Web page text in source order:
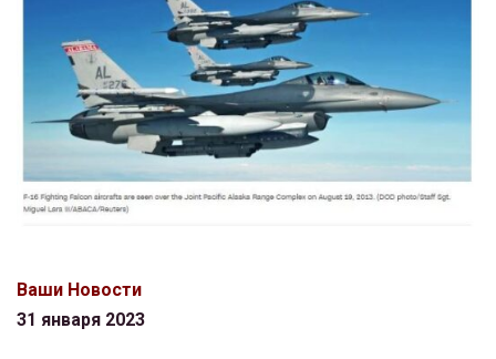
Ваши Новости
31 января 2023